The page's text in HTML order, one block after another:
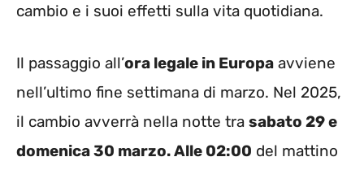
cambio e i suoi effetti sulla vita quotidiana.
Il passaggio all’ora legale in Europa avviene
nell’ultimo fine settimana di marzo. Nel 2025,
il cambio avverrà nella notte tra sabato 29 e
domenica 30 marzo. Alle 02:00 del mattino